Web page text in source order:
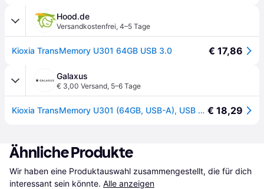
Hood.de
Versandkostenfrei, 4–5 Tage
Kioxia TransMemory U301 64GB USB 3.0 € 17,86
Galaxus
€ 3,00 Versand, 5–6 Tage
Kioxia TransMemory U301 (64GB, USB-A), USB Stick, Weiss € 18,29
Ähnliche Produkte
Wir haben eine Produktauswahl zusammengestellt, die für dich
interessant sein könnte. Alle anzeigen